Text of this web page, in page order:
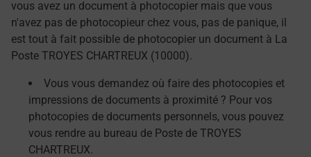
vous avez un document à photocopier mais que vous
n'avez pas de photocopieur chez vous, pas de panique, il
est tout à fait possible de photocopier un document à La
Poste TROYES CHARTREUX (10000).
Vous vous demandez où faire des photocopies et
impressions de documents à proximité ? Pour vos
photocopies de documents personnels, vous pouvez
vous rendre au bureau de Poste de TROYES
CHARTREUX.